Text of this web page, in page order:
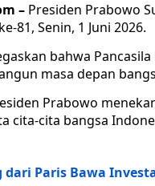
– Presiden Prabowo
81, Senin, 1 Juni 2026.
bahwa
masa depan
Prabowo
cita-cita bangsa
dari Paris Bawa